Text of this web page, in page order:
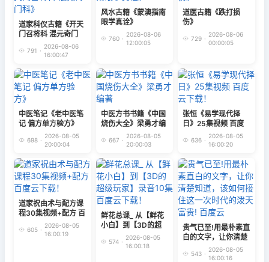
道家科仪古籍《开天
门召将科 混元奇门
791 ·
2026-08-06
16:00:47
风水古籍《蒙澳指南
眼学真诠》
760 ·
2026-08-06
12:00:05
道医古籍《跌打损
伤》
729 ·
2026-08-06
00:00:05
中医笔记《老中医笔
记 偏方单方验方》
698 ·
2026-08-05
20:00:04
中医方书书籍《中国
烧伤大全》梁勇才编
667 ·
2026-08-05
20:00:03
张恒《易学现代择
日》25集视频 百度
云下载！
636 ·
2026-08-05
16:00:20
道家祝由术与配方课
程30集视频+配方 百
度云下载！
605 ·
2026-08-05
16:00:19
鲜花总课_ 从【鲜花
小白】到【3D的超
级玩家】录音10集
百度云下载！
574 ·
2026-08-05
16:00:18
贵气已至!用最朴素直
白的文字，让你清楚
知道，该如何接住这
一次时代的泼天富贵!
543 ·
2026-08-05
16:00:16